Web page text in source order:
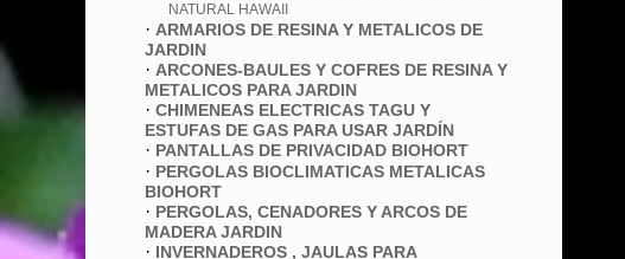
NATURAL HAWAII
· ARMARIOS DE RESINA Y METALICOS DE
JARDIN
· ARCONES-BAULES Y COFRES DE RESINA Y
METALICOS PARA JARDIN
· CHIMENEAS ELECTRICAS TAGU Y
ESTUFAS DE GAS PARA USAR JARDÍN
· PANTALLAS DE PRIVACIDAD BIOHORT
· PERGOLAS BIOCLIMATICAS METALICAS
BIOHORT
· PERGOLAS, CENADORES Y ARCOS DE
MADERA JARDIN
· INVERNADEROS , JAULAS PARA